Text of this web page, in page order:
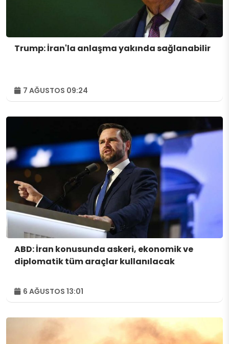
Trump: İran'la anlaşma yakında sağlanabilir
7 AĞUSTOS 09:24
ABD: İran konusunda askeri, ekonomik ve
diplomatik tüm araçlar kullanılacak
6 AĞUSTOS 13:01